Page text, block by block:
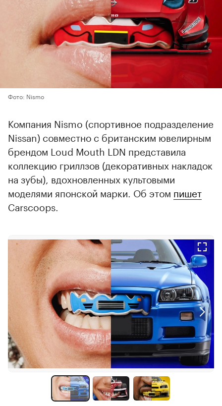
Фото: Nismo
Компания Nismo (спортивное подразделение
Nissan) совместно с британским ювелирным
брендом Loud Mouth LDN представила
коллекцию гриллзов (декоративных накладок
на зубы), вдохновленных культовыми
моделями японской марки. Об этом пишет
Carscoops.